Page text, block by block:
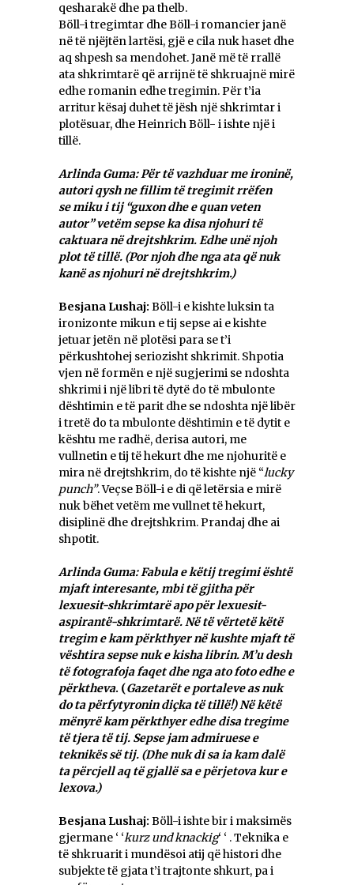
qesharakë dhe pa thelb.
Böll-i tregimtar dhe Böll-i romancier janë
në të njëjtën lartësi, gjë e cila nuk haset dhe
aq shpesh sa mendohet. Janë më të rrallë
ata shkrimtarë që arrijnë të shkruajnë mirë
edhe romanin edhe tregimin. Për t’ia
arritur kësaj duhet të jësh një shkrimtar i
plotësuar, dhe Heinrich Böll- i ishte një i
tillë.
Arlinda Guma: Për të vazhduar me ironinë,
autori qysh ne fillim të tregimit rrëfen
se miku i tij “guxon dhe e quan veten
autor” vetëm sepse ka disa njohuri të
caktuara në drejtshkrim. Edhe unë njoh
plot të tillë. (Pornjoh dhe nga ata që nuk
kanë as njohuri në drejtshkrim.)
Besjana Lushaj: Böll-i e kishte luksin ta
ironizonte mikun e tij sepse ai e kishte
jetuar jetën në plotësi para se t’i
përkushtohej seriozisht shkrimit. Shpotia
vjen në formën e një sugjerimi se ndoshta
shkrimi i një libri të dytë do të mbulonte
dështimin e të parit dhe se ndoshta një libër
i tretë do ta mbulonte dështimin e të dytit e
kështu me radhë, derisa autori, me
vullnetin e tij të hekurt dhe me njohuritë e
mira në drejtshkrim, do të kishte një “lucky
punch”. Veçse Böll-i e di që letërsia e mirë
nuk bëhet vetëm me vullnet të hekurt,
disiplinë dhe drejtshkrim. Prandaj dhe ai
shpotit.
Arlinda Guma: Fabula e këtij tregimi është
mjaft interesante, mbi të gjitha për
lexuesit-shkrimtarë apo për lexuesit-
aspirantë-shkrimtarë. Në të vërtetë këtë
tregim e kam përkthyer në kushte mjaft të
vështira sepse nuk e kisha librin. M’u desh
të fotografoja faqet dhe nga ato foto edhe e
përktheva. (Gazetarët e portaleve as nuk
do ta përfytyronin diçka të tillë!) Në këtë
mënyrë kam përkthyer edhe disa tregime
të tjera të tij. Sepse jam admiruese e
teknikës së tij. (Dhe nuk di sa ia kam dalë
ta përcjell aq të gjallësa e përjetova kur e
lexova.)
Besjana Lushaj: Böll-i ishte bir i maksimës
gjermane ‘ ‘kurz und knackig‘ ‘ . Teknika e
të shkruarit i mundësoi atij që histori dhe
subjekte të gjata t’i trajtonte shkurt, pa i